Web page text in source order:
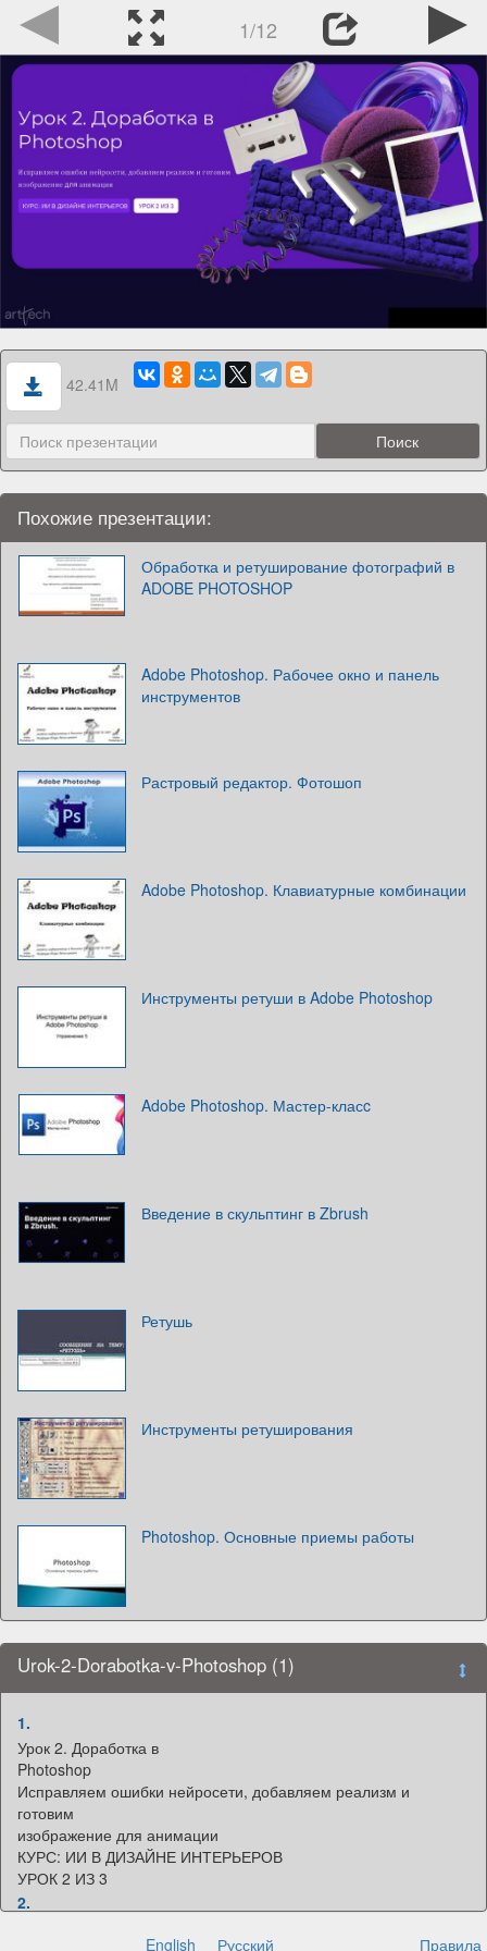
1/12
42.41M
Похожие презентации:
Обработка и ретуширование фотографий в
ADOBE PHOTOSHOP
Adobe Photoshop. Рабочее окно и панель
инструментов
Растровый редактор. Фотошоп
Adobe Photoshop. Клавиатурные комбинации
Инструменты ретуши в Adobe Photoshop
Adobe Photoshop. Мастер-класc
Введение в скульптинг в Zbrush
Ретушь
Инструменты ретуширования
Photoshop. Основные приемы работы
Urok-2-Dorabotka-v-Photoshop (1)
1.
Урок 2. Доработка в
Photoshop
Исправляем ошибки нейросети, добавляем реализм и
готовим
изображение для анимации
КУРС: ИИ В ДИЗАЙНЕ ИНТЕРЬЕРОВ
УРОК 2 ИЗ 3
2.
English Русский Правила